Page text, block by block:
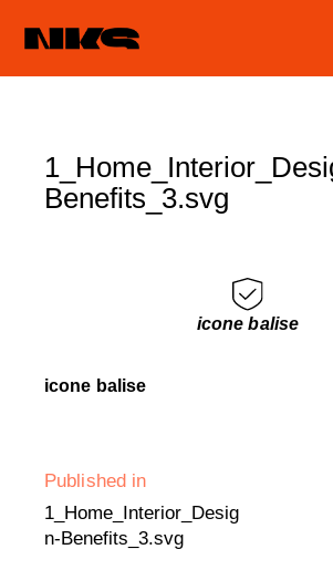
Benefits_3.svg
icone balise
icone balise
Published in
1_Home_Interior_Desig
n-Benefits_3.svg